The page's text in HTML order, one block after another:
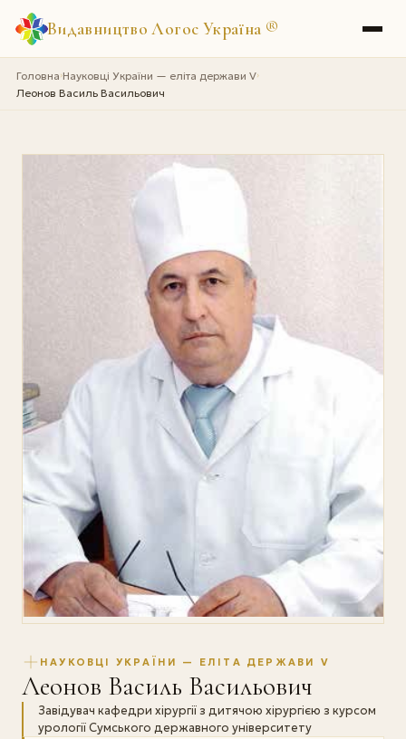
Видавництво Логос Україна ®
Головна›Науковці України — еліта держави V›
Леонов Василь Васильович
НАУКОВЦІ УКРАЇНИ — ЕЛІТА ДЕРЖАВИ V
Леонов Василь Васильович
Завідувач кафедри хірургії з дитячою хірургією з курсом
урології Сумського державного університету